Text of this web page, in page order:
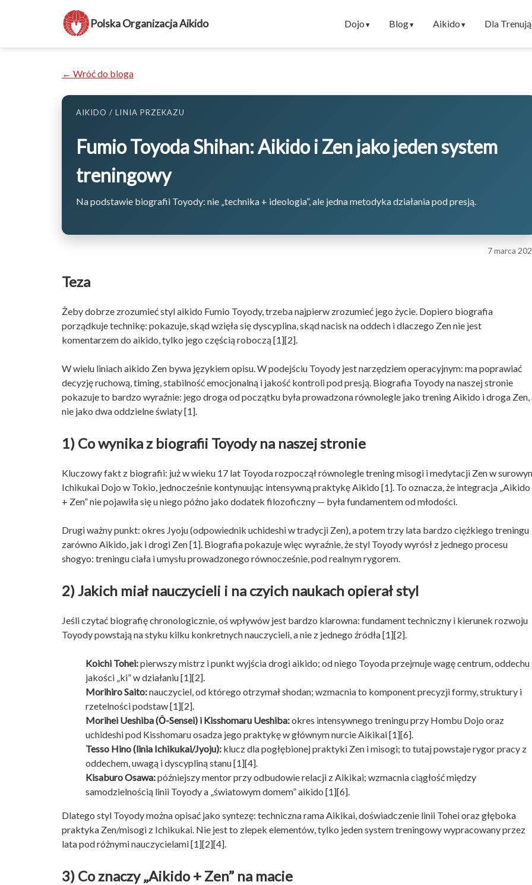
Polska Organizacja Aikido Dojo Blog Aikido Dla
← Wróć do bloga
AIKIDO / LINIA PRZEKAZU
Fumio Toyoda Shihan: Aikido i Zen jako jeden system
treningowy
Na podstawie biografii Toyody: nie „technika + ideologia”, ale jedna metodyka działania pod presją.
7 marca
Teza
Żeby dobrze zrozumieć styl aikido Fumio Toyody, trzeba najpierw zrozumieć jego życie. Dopiero biografia
porządkuje technikę: pokazuje, skąd wzięła się dyscyplina, skąd nacisk na oddech i dlaczego Zen nie jest
komentarzem do aikido, tylko jego częścią roboczą [1][2].
W wielu liniach aikido Zen bywa językiem opisu. W podejściu Toyody jest narzędziem operacyjnym: ma poprawiać
decyzję ruchową, timing, stabilność emocjonalną i jakość kontroli pod presją. Biografia Toyody na naszej stronie
pokazuje to bardzo wyraźnie: jego droga od początku była prowadzona równolegle jako trening Aikido i droga Zen,
nie jako dwa oddzielne światy [1].
1) Co wynika z biografii Toyody na naszej stronie
Kluczowy fakt z biografii: już w wieku 17 lat Toyoda rozpoczął równolegle trening misogi i medytacji Zen w
Ichikukai Dojo w Tokio, jednocześnie kontynuując intensywną praktykę Aikido [1]. To oznacza, że integracja „Aikido
+ Zen” nie pojawiła się u niego późno jako dodatek filozoficzny — była fundamentem od młodości.
Drugi ważny punkt: okres Jyoju (odpowiednik uchideshi w tradycji Zen), a potem trzy lata bardzo ciężkiego treningu
zarówno Aikido, jak i drogi Zen [1]. Biografia pokazuje więc wyraźnie, że styl Toyody wyrósł z jednego procesu
shogyo: treningu ciała i umysłu prowadzonego równocześnie, pod realnym rygorem.
2) Jakich miał nauczycieli i na czyich naukach opierał styl
Jeśli czytać biografię chronologicznie, oś wpływów jest bardzo klarowna: fundament techniczny i kierunek rozwoju
Toyody powstają na styku kilku konkretnych nauczycieli, a nie z jednego źródła [1][2].
Koichi Tohei:pierwszy mistrz i punkt wyjścia drogi aikido; od niego Toyoda przejmuje wagę centrum, oddechu
jakości „ki” w działaniu [1][2].
Morihiro Saito:nauczyciel, od którego otrzymał shodan; wzmacnia to komponent precyzji formy, struktury i
rzetelności podstaw [1][2].
Morihei Ueshiba (Ō-Sensei) i Kisshomaru Ueshiba:okres intensywnego treningu przy Hombu Dojo oraz
uchideshi pod Kisshomaru osadza jego praktykę w głównym nurcie Aikikai [1][6].
Tesso Hino (linia Ichikukai/Jyoju): klucz dla pogłębionej praktyki Zen i misogi; to tutaj powstaje rygor pracy z
oddechem, uwagą i dyscypliną stanu [1][4].
Kisaburo Osawa:późniejszy mentor przy odbudowie relacji z Aikikai; wzmacnia ciągłość między
samodzielnością linii Toyody a „światowym domem” aikido [1][6].
Dlatego styl Toyody można opisać jako syntezę: techniczna rama Aikikai, doświadczenie linii Tohei oraz głęboka
praktyka Zen/misogi z Ichikukai. Nie jest to zlepek elementów, tylko jeden system treningowy wypracowany przez
lata pod różnymi nauczycielami [1][2][4].
3) Co znaczy „Aikido + Zen” na macie